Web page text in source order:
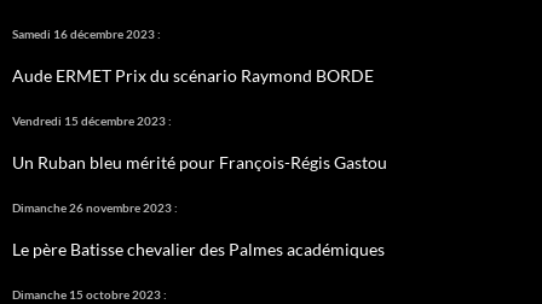
Samedi 16 décembre 2023 :
Aude ERMET Prix du scénario Raymond BORDE
Vendredi 15 décembre 2023 :
Un Ruban bleu mérité pour François-Régis Gastou
Dimanche 26 novembre 2023 :
Le père Batisse chevalier des Palmes académiques
Dimanche 15 octobre 2023 :